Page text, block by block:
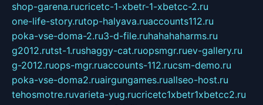
shop-garena.rucricetc-1-xbetr-1-xbetcc-2.ru
one-life-story.rutop-halyava.ruaccounts112.ru
poka-vse-doma-2.ru3-d-file.ruhahahaharms.ru
g2012.rutst-1.rushaggy-cat.ruopsmgr.ruev-gallery.ru
g-2012.ruops-mgr.ruaccounts-112.rucsm-demo.ru
poka-vse-doma2.ruairgungames.ruallseo-host.ru
tehosmotre.ruvarieta-yug.rucricetc1xbetr1xbetcc2.ru